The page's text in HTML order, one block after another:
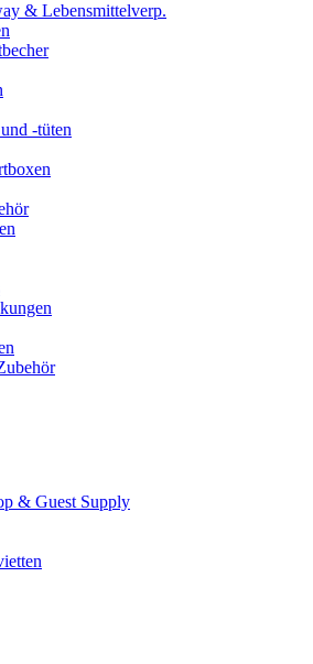
& Lebensmittelverp.
-tüten
& Guest Supply